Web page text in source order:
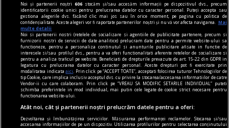
la răscruce de gînduri
Succesiunea
Nici Europa nu stă grozav înaintea unor alegeri
Noi și partenerii noștri606 stocăm și/sau accesăm informații pe dispozitivul dvs., precum
identificatorii cookie unici pentru prelucrarea datelor cu caracter personal. Puteți accepta sau
gestiona alegerile dvs. făcând clic mai jos sau în orice moment, pe pagina cu politica de
confidențialitate. Aceste alegeri vor fi raportate partenerilor noștri și nu vă vor afecta navigarea.
Mai
multe detalii
Noi si partenerii nostri (retelele de socializare si agentiile de publicitate partenere, precum si
furnizorii nostri de servicii de date analitice) prelucram date pentru a permite website-ului sa
functioneze, pentru a personaliza continutul si anunturile publicitare afisate in functie de
interesele si/sau profilul dvs., pentru a va oferi functionalitati aferente retelelor de socializare si
pentru a analiza traficul pe website. Beneficiati de drepturile prevazute de art. 15-22 din GDPR in
legatura cu prelucrarea datelor cu caracter personal. Aceste drepturi pot fi exercitate prin
modalitatea indicataaici
. Prin click pe “ACCEPT TOATE”, acceptati folosirea tuturor Tehnologiilor de
tip Cookie, care implica inclusiv acceptul dvs. cu privire la stocarea/accesarea informatiilor de catre
Vendor-ii cu care colaboram. Prin click pe “VREAU SA MODIFIC SETARILE INDIVIDUAL” puteti
schimba preferintele in mod individual, mai putin cele legate de cookie strict necesare pentru
functionarea website-ului.
Atât noi, cât și partenerii noștri prelucrăm datele pentru a oferi:
Dezvoltarea și îmbunătățirea serviciilor. Măsurarea performanței reclamelor. Stocarea și/sau
accesarea informațiilor de pe un dispozitiv. Utilizarea profilurilor pentru selectarea conținutului